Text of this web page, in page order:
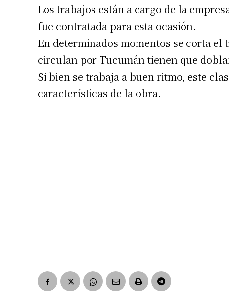
Los trabajos están a cargo de la
fue contratada para esta ocasión.
En determinados momentos se corta
circulan por Tucumán tienen que
Si bien se trabaja a buen ritmo, este
características de la obra.